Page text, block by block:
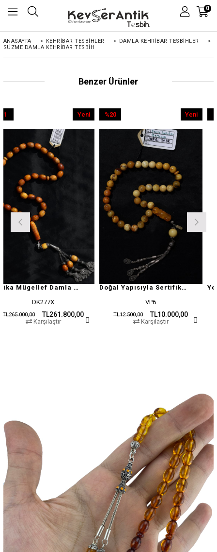
0
ANASAYFA > KEHRIBAR TESBIHLER > DAMLA KEHRİBAR TESBİHLER
>
SÜZME DAMLA KEHRIBAR TESBIH
Benzer Ürünler
TL261.800,00
Doğal Yapısıyla Sertifikalı Damla Kehribar Tesbih
TL10.000,00
TL12.500,00
%20
%20İndirim
TL19.500,00
%9İndirim